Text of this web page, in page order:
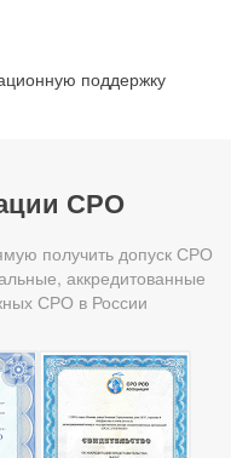
поддержку
СРО
получить допуск СРО
аккредитованные
СРО в России